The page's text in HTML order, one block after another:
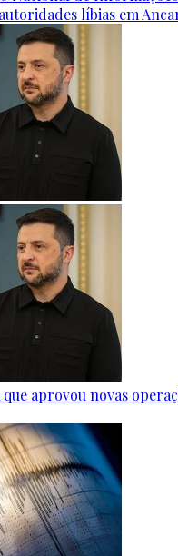
líbias em
aprovou novas